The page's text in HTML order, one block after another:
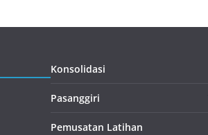
Konsolidasi
Pasanggiri
Pemusatan Latihan